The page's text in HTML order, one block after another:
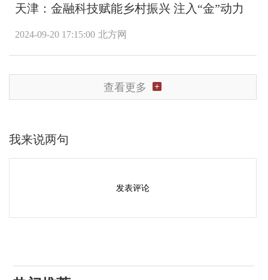
天津：金融科技赋能乡村振兴 注入“金”动力
2024-09-20 17:15:00 北方网
查看更多
我来说两句
发表评论